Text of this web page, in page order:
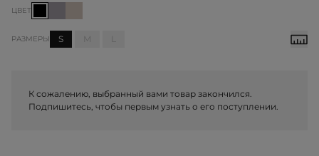
ЦВЕТ
РАЗМЕРЫ S M
К сожалению, выбранный вами товар закончился.
Подпишитесь, чтобы первым узнать о его поступлении.